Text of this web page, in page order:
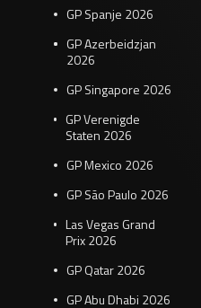
GP Spanje 2026
GP Azerbeidzjan
2026
GP Singapore 2026
GP Verenigde
Staten 2026
GP Mexico 2026
GP São Paulo 2026
Las Vegas Grand
Prix 2026
GP Qatar 2026
GP Abu Dhabi 2026